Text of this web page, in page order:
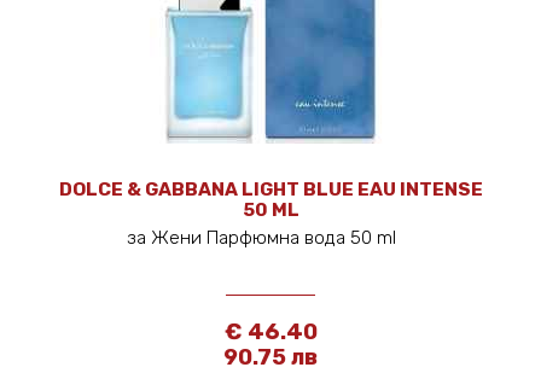
DOLCE & GABBANA LIGHT BLUE EAU INTENSE
50 ML
за Жени Парфюмна вода 50 ml
€ 46.40
90.75 лв